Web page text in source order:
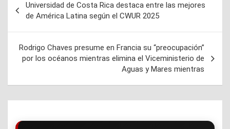
Navegación
de
entradas
Universidad de Costa Rica destaca entre las mejores
de América Latina según el CWUR 2025
Rodrigo Chaves presume en Francia su “preocupación”
por los océanos mientras elimina el Viceministerio de
Aguas y Mares mientras